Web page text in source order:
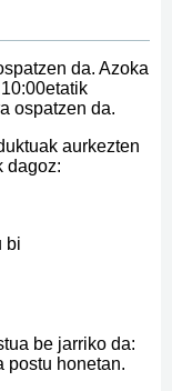
da. Azoka
ospatzen da.
aurkezten
dagoz:
bi
be jarriko da:
postu honetan.